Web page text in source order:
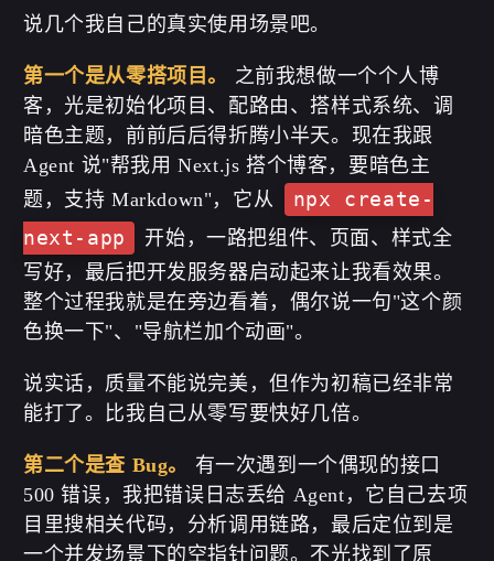
说几个我自己的真实使用场景吧。
第一个是从零搭项目。
之前我想做一个个人博
客，光是初始化项目、配路由、搭样式系统、调
暗色主题，前前后后得折腾小半天。现在我跟
Agent 说"帮我用 Next.js 搭个博客，要暗色主
题，支持 Markdown"，它从
npx create-
next-app
开始，一路把组件、页面、样式全
写好，最后把开发服务器启动起来让我看效果。
整个过程我就是在旁边看着，偶尔说一句"这个颜
色换一下"、"导航栏加个动画"。
说实话，质量不能说完美，但作为初稿已经非常
能打了。比我自己从零写要快好几倍。
第二个是查 Bug。
有一次遇到一个偶现的接口
500 错误，我把错误日志丢给 Agent，它自己去项
目里搜相关代码，分析调用链路，最后定位到是
一个并发场景下的空指针问题。不光找到了原